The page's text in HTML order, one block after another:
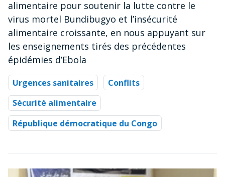
alimentaire pour soutenir la lutte contre le
virus mortel Bundibugyo et l’insécurité
alimentaire croissante, en nous appuyant sur
les enseignements tirés des précédentes
épidémies d’Ebola
Urgences sanitaires
Conflits
Sécurité alimentaire
République démocratique du Congo